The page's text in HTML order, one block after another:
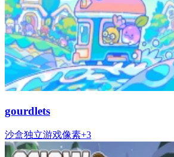
gourdlets
沙盒独立游戏像素+3